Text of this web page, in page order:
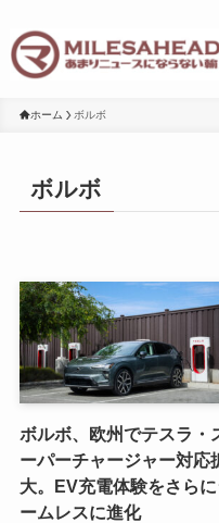
ホーム ボルボ
ボルボ
ボルボ、欧州でテスラ・
ーパーチャージャー対応
大。EV充電体験をさら
ームレスに進化